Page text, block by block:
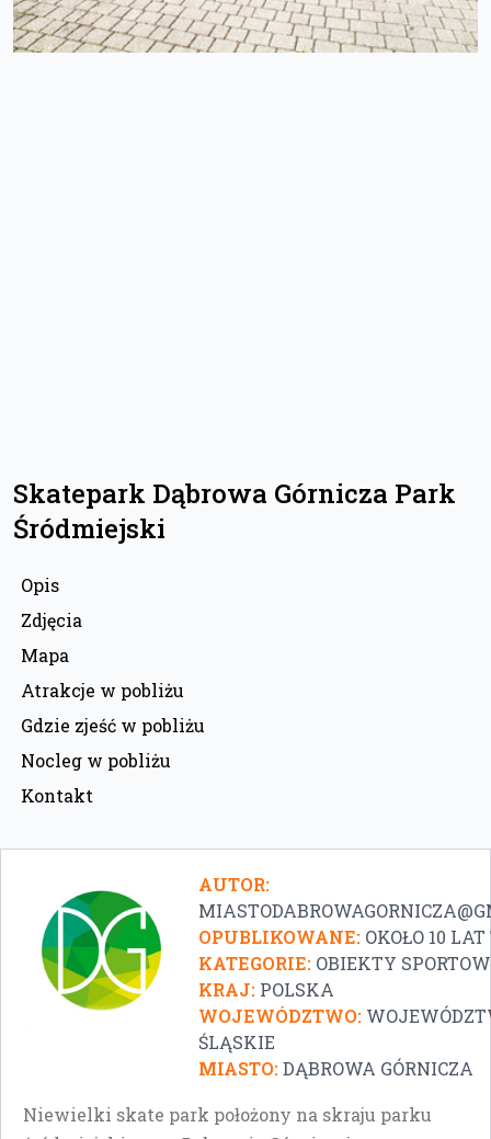
Skatepark Dąbrowa Górnicza Park
Śródmiejski
Opis
Zdjęcia
Mapa
Atrakcje w pobliżu
Gdzie zjeść w pobliżu
Nocleg w pobliżu
Kontakt
AUTOR:
OPUBLIKOWANE: OKOŁO 10
KATEGORIE: OBIEKTY
KRAJ: POLSKA
WOJEWÓDZTWO:
ŚLĄSKIE
MIASTO:DĄBROWA GÓRNICZA
Niewielki skate park położony na skraju parku